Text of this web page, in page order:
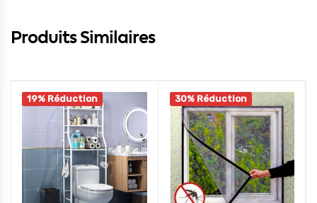
Produits Similaires
19% Réduction 30% Réduction